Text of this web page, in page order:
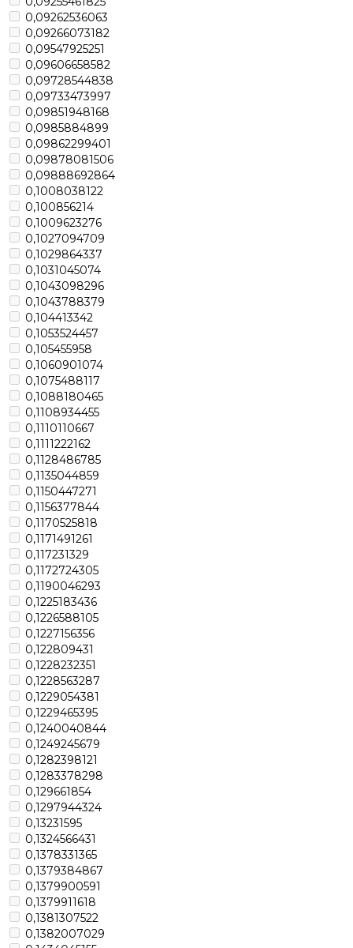
0,09262536063
0,09266073182
0,09547925251
0,09606658582
0,09728544838
0,09733473997
0,09851948168
0,0985884899
0,09862299401
0,09878081506
0,09888692864
0,1008038122
0,100856214
0,1009623276
0,1027094709
0,1029864337
0,1031045074
0,1043098296
0,1043788379
0,104413342
0,1053524457
0,105455958
0,1060901074
0,1075488117
0,1088180465
0,1108934455
0,1110110667
0,1111222162
0,1128486785
0,1135044859
0,1150447271
0,1156377844
0,1170525818
0,1171491261
0,117231329
0,1172724305
0,1190046293
0,1225183436
0,1226588105
0,1227156356
0,122809431
0,1228232351
0,1228563287
0,1229054381
0,1229465395
0,1240040844
0,1249245679
0,1282398121
0,1283378298
0,129661854
0,1297944324
0,13231595
0,1324566431
0,1378331365
0,1379384867
0,1379900591
0,1379911618
0,1381307522
0,1382007029